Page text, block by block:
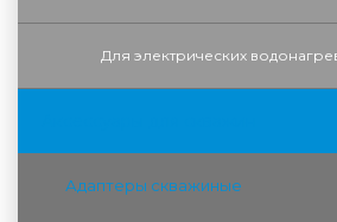
Для электрических
Адаптеры скважиные